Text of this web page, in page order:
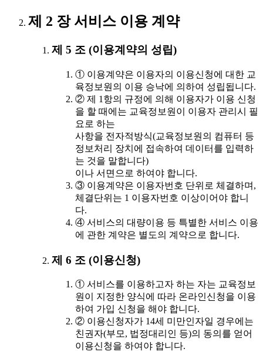
제 2 장 서비스 이용 계약
제 5 조 (이용계약의 성립)
① 이용계약은 이용자의 이용신청에 대한 교
육정보원의 이용 승낙에 의하여 성립됩니다.
② 제 1항의 규정에 의해 이용자가 이용 신청
을 할 때에는 교육정보원이 이용자 관리시 필
요로 하는
사항을 전자적방식(교육정보원의 컴퓨터 등
정보처리 장치에 접속하여 데이터를 입력하
는 것을 말합니다)
이나 서면으로 하여야 합니다.
③ 이용계약은 이용자번호 단위로 체결하며,
체결단위는 1 이용자번호 이상이어야 합니
다.
④ 서비스의 대량이용 등 특별한 서비스 이용
에 관한 계약은 별도의 계약으로 합니다.
제 6 조 (이용신청)
① 서비스를 이용하고자 하는 자는 교육정보
원이 지정한 양식에 따라 온라인신청을 이용
하여 가입 신청을 해야 합니다.
② 이용신청자가 14세 미만인자일 경우에는
친권자(부모, 법정대리인 등)의 동의를 얻어
이용신청을 하여야 합니다.